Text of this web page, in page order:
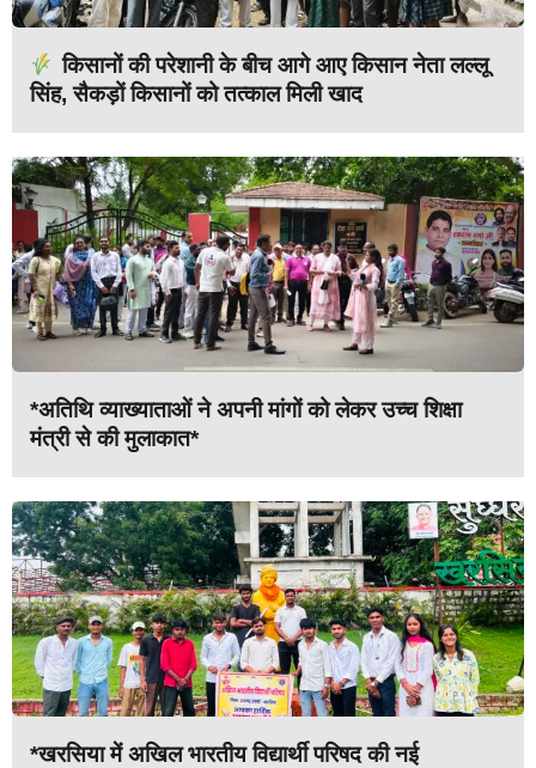
किसानों की परेशानी के बीच आगे आए किसान नेता लल्लू
सिंह, सैकड़ों किसानों को तत्काल मिली खाद
*अतिथि व्याख्याताओं ने अपनी मांगों को लेकर उच्च शिक्षा
मंत्री से की मुलाकात*
*खरसिया में अखिल भारतीय विद्यार्थी परिषद की नई